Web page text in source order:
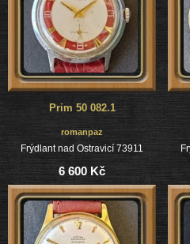
Prim 50 082.1
romanpaz
Frýdlant nad Ostravicí 73911
6 600 Kč